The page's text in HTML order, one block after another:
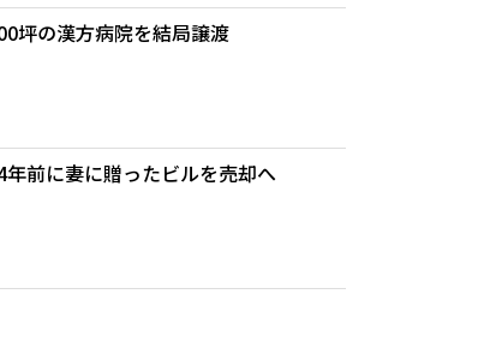
坪の漢方病院を結局譲渡
前に妻に贈ったビルを売却へ